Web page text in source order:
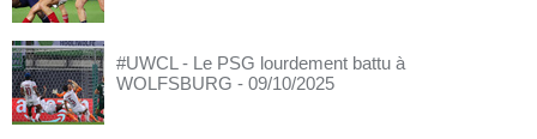
#UWCL - Le PSG lourdement battu à
WOLFSBURG - 09/10/2025